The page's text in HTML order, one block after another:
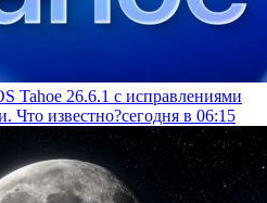
Tahoe 26.6.1 с исправлениями
Что известно?сегодня в 06:15